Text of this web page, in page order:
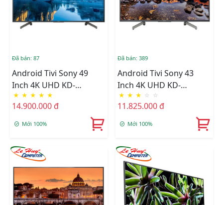
Đã bán: 87
Android Tivi Sony 49
Inch 4K UHD KD-
49X8000G
★ ★ ★ ★ ★
14.900.000 đ
Mới 100%
Đã bán: 389
Android Tivi Sony 43
Inch 4K UHD KD-
43X8000G
★ ★ ★ ☆ ☆
11.825.000 đ
Mới 100%